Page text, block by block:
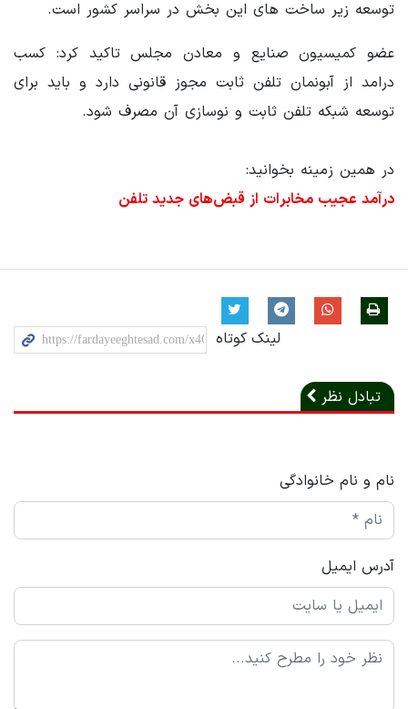
توسعه زیر ساخت های این بخش در سراسر کشور است.
عضو کمیسیون صنایع و معادن مجلس تاکید کرد: کسب
درامد از آبونمان تلفن ثابت مجوز قانونی دارد و باید برای
توسعه شبکه تلفن ثابت و نوسازی آن مصرف شود.
در همین زمینه بخوانید:
درآمد عجیب مخابرات از قبض‌های جدید تلفن
لینک کوتاه
تبادل نظر
نام و نام خانوادگی
آدرس ایمیل